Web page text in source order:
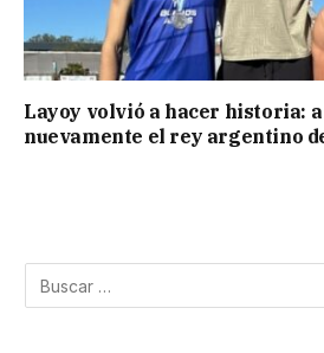
Layoy volvió a hacer historia: a
nuevamente el rey argentino